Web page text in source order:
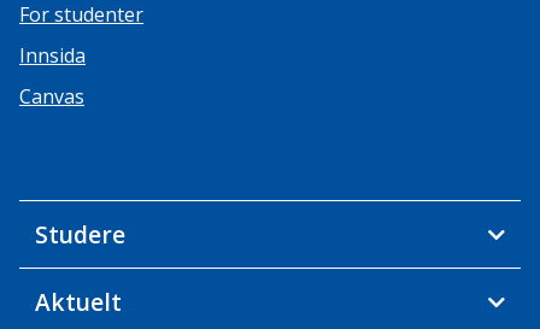
For studenter
Innsida
Canvas
Studere
Aktuelt